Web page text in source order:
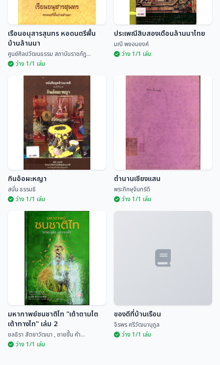
เรือนอนุสารสุนทร หอดนตรีพื้น
บ้านล้านนา
ศูนย์ศิลปวัฒนธรรม สถ...
เรือนอนุสารสุนทร หอดนตรีพื้น
บ้านล้านนา
ศูนย์ศิลปวัฒนธรรม สถาบันราชภัฏ...
ว่าง 1/1 เล่ม
ประเพณีสิบสองเดือนล้านนาไทย
ประเพณีสิบสองเดือนล้านนาไทย
มณี พยอมยงค์
ว่าง 1/1 เล่ม
กินอ้อผะหญา
สนั่น ธรรมธิ
กินอ้อผะหญา
สนั่น ธรรมธิ
ว่าง 1/1 เล่ม
พระภิกษุจันทร์ดี
ตำนานเชียงแสน
พระภิกษุจันทร์ดี
ว่าง 1/1 เล่ม
มหากาพย์ชนชาติไท "เต้าตามไต
เต้าทางไท" เล่ม 2
ชลธิรา สัตยาวัฒนา , ชายชื้น คำ...
ว่าง 1/1 เล่ม
ของดีที่บ้านเรือน
จีรพร ศรีวัฒนานุกูล
ว่าง 1/1 เล่ม